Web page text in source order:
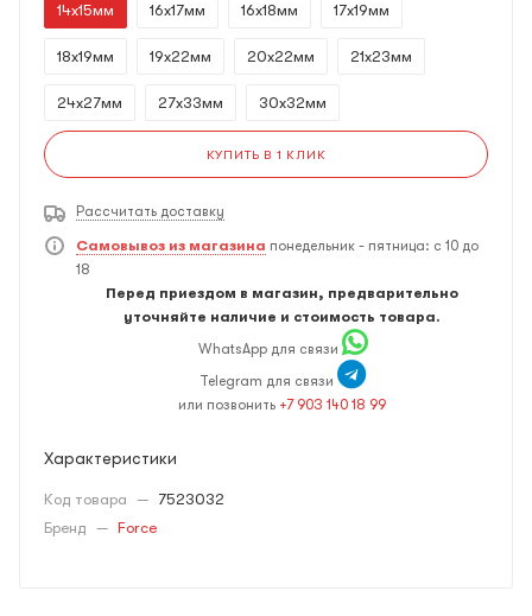
14x15мм 16x17мм 16x18мм 17x19мм
18x19мм 19x22мм 20x22мм 21x23мм
24x27мм 27x33мм 30x32мм
КУПИТЬ В 1 КЛИК
Рассчитать доставку
Самовывоз из магазина понедельник - пятница: с 10 до
18
Перед приездом в магазин, предварительно
уточняйте наличие и стоимость товара.
WhatsApp для связи
Telegram для связи
или позвонить +7 903 140 18 99
Характеристики
Код товара — 7523032
Бренд — Force